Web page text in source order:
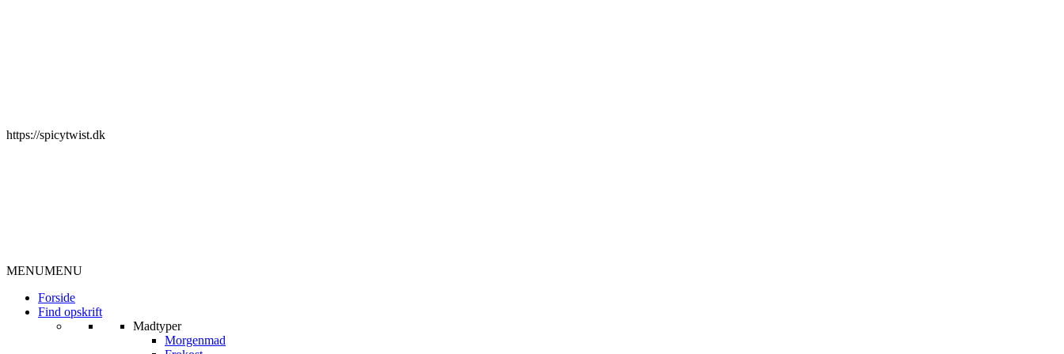
https://spicytwist.dk
MENUMENU
Forside
Find opskrift
Madtyper
Morgenmad